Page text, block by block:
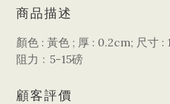
商品描述
顏色 : 黃色 ; 厚 : 0.2cm; 尺寸
阻力﹕5-15磅
顧客評價